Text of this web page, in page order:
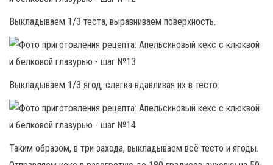
Выкладываем 1/3 теста, выравниваем поверхность.
Выкладываем 1/3 ягод, слегка вдавливая их в тесто.
Таким образом, в три захода, выкладываем всё тесто и ягоды.